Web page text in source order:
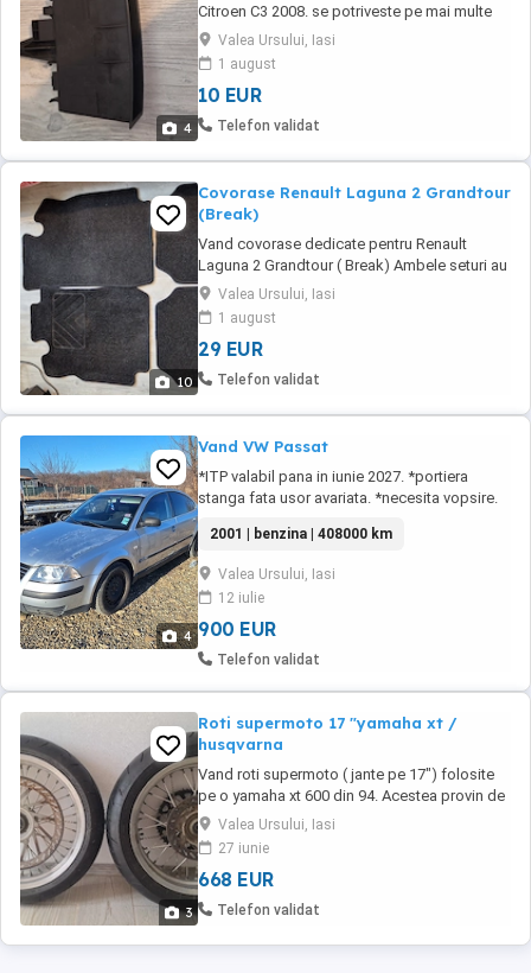
4
Citroen C3 2008. se potriveste pe mai multe
masini frantuzesti. Cod piesa : 78662B0103
Produsul este folosit dar in stare buna Pret 50
lei
Valea Ursului, Iasi
1 august
10 EUR
Telefon validat
10
Covorase Renault Laguna 2 Grandtour
(Break)
Vand covorase dedicate pentru Renault
Laguna 2 Grandtour ( Break) Ambele seturi au
fost folosite dar sunt in stare buna. Set
covorase textil - 70 lei Set covorase cauciuc -
100 lei Pret pentru ambele seturi - 150 lei
Valea Ursului, Iasi
1 august
29 EUR
Telefon validat
4
Vand VW Passat
*ITP valabil pana in iunie 2027. *portiera
stanga fata usor avariata. *necesita vopsire.
2001 | benzina | 408000 km
Valea Ursului, Iasi
12 iulie
900 EUR
Telefon validat
3
Roti supermoto 17 "yamaha xt /
husqvarna
Vand roti supermoto ( jante pe 17") folosite
pe o yamaha xt 600 din 94. Acestea provin de
pe o Husqvarna sm 610 S. Sunt in stare buna.
Roata fata: anvelopa Dunlop Sportsmart 2
max, dimensiuni 120/70 r17 dot 2017 Roata
spate: anvelopa Dunlop Sportmax,
dimensiuni 160/60 r17 dot 2017. Rotile vin
Valea Ursului, Iasi
27 iunie
668 EUR
Telefon validat